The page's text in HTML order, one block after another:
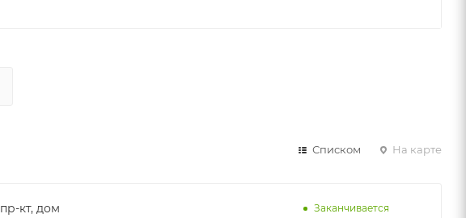
Списком На карте
кт, дом
Заканчивается